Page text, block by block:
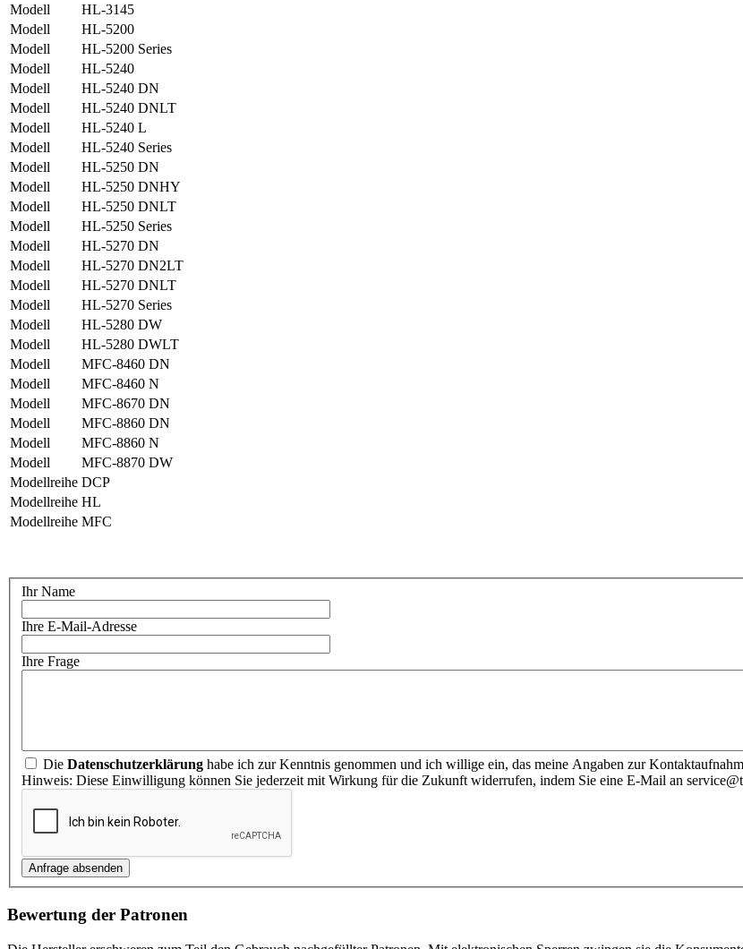
Modell
HL-3145
Modell
HL-5200
Modell
HL-5200 Series
Modell
HL-5240
Modell
HL-5240 DN
Modell
HL-5240 DNLT
Modell
HL-5240 L
Modell
HL-5240 Series
Modell
HL-5250 DN
Modell
HL-5250 DNHY
Modell
HL-5250 DNLT
Modell
HL-5250 Series
Modell
HL-5270 DN
Modell
HL-5270 DN2LT
Modell
HL-5270 DNLT
Modell
HL-5270 Series
Modell
HL-5280 DW
Modell
HL-5280 DWLT
Modell
MFC-8460 DN
Modell
MFC-8460 N
Modell
MFC-8670 DN
Modell
MFC-8860 DN
Modell
MFC-8860 N
Modell
MFC-8870 DW
Modellreihe DCP
Modellreihe HL
Modellreihe MFC
Ihr Name
Ihre E-Mail-Adresse
Ihre Frage
Die Datenschutzerklärung habe ich zur Kenntnis genommen und ich willige ein, das meine Angaben zur
Hinweis: Diese Einwilligung können Sie jederzeit mit Wirkung für die Zukunft widerrufen, indem Sie eine E-Mail an
Bewertung der Patronen